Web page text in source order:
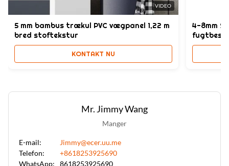
VIDEO
5 mm bambus trækul PVC vægpanel 1,22 m
bred stoftekstur
KONTAKT NU
4-8mm
Mr. Jimmy Wang
Manger
E-mail:
Jimmy@ecer.uu.me
Telefon:
+8618253925690
WhatsApp:
8618253925690